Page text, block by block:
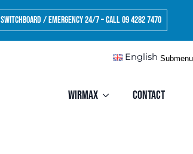
Switchboard / Emergency 24/7 – Call 09 4282 7470
English
Wirmax Contact